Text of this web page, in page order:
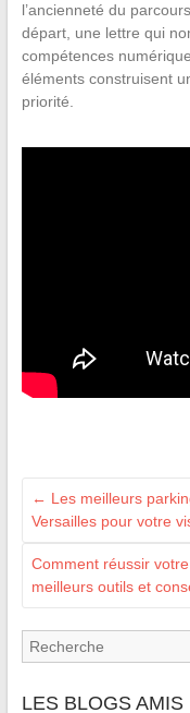
l’ancienneté du
départ, une lettre qui
compétences
éléments construisent
priorité.
← Les meilleurs
Versailles pour votre
Comment réussir
meilleurs outils et
LES BLOGS AMIS